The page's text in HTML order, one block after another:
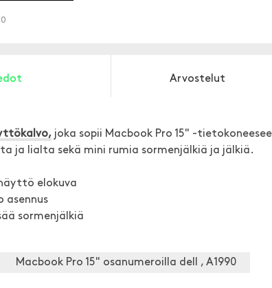
Arvostelut
joka sopii Macbook Pro 15" -
ja lialta sekä mini rumia sormenjälkiä ja jälkiä.
elokuva
asennus
sormenjälkiä
Macbook Pro 15" osanumeroilla dell , A1990